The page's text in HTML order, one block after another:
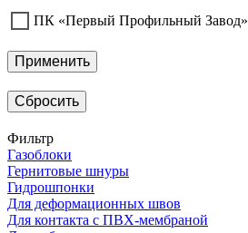
ПК «Первый Профильный Завод»
Применить
Сбросить
Фильтр
Газоблоки
Гернитовые шнуры
Гидрошпонки
Для деформационных швов
Для контакта с ПВХ-мембраной